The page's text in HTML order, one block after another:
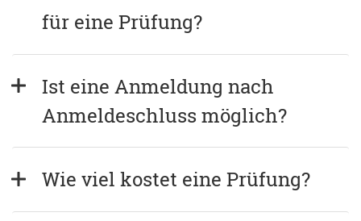
für eine Prüfung?
Ist eine Anmeldung nach
Anmeldeschluss möglich?
Wie viel kostet eine Prüfung?